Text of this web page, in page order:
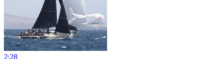
2:28